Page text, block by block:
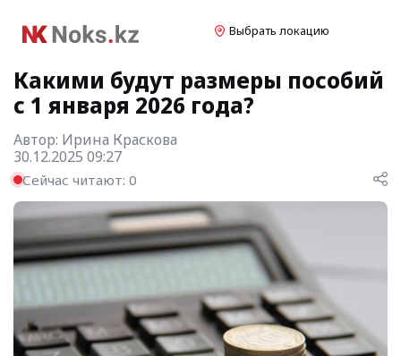
Выбрать локацию
Какими будут размеры пособий
с 1 января 2026 года?
Автор: Ирина Краскова
30.12.2025 09:27
Сейчас читают: 0